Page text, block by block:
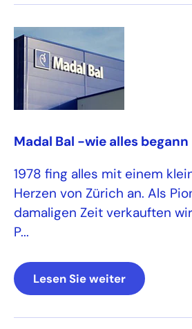
Madal Bal -wie alles begann
1978 fing alles mit einem
Herzen von Zürich an. Als
damaligen Zeit verkauften
P...
Lesen Sie weiter